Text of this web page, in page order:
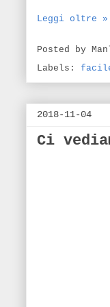
Leggi oltre »
Posted by
Labels:
2018-11-04
Ci